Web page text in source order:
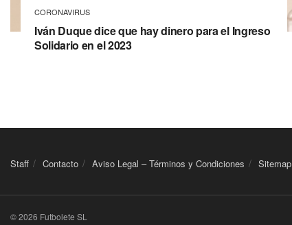
CORONAVIRUS
Iván Duque dice que hay dinero para el Ingreso
Solidario en el 2023
Staff Contacto Aviso Legal – Términos y Condiciones Sitemap
© 2026 Futbolete SL